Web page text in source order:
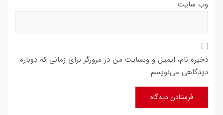
وب‌ سایت
ذخیره نام، ایمیل و وبسایت من در مرورگر برای زمانی که دوباره
دیدگاهی می‌نویسم.